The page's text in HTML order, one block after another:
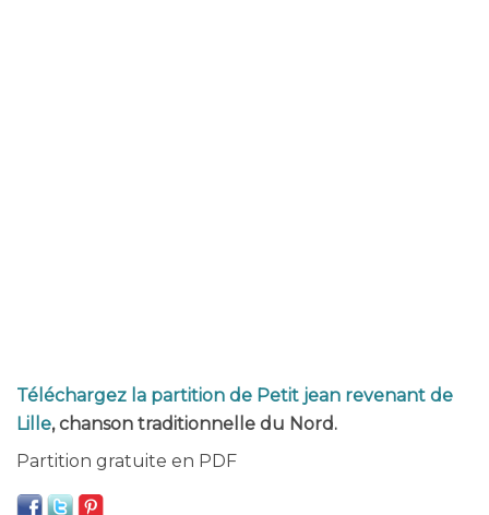
Téléchargez la partition de Petit jean revenant de
Lille, chanson traditionnelle du Nord.
Partition gratuite en PDF